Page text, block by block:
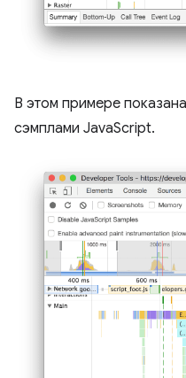
В этом примере
сэмплами JavaScript.